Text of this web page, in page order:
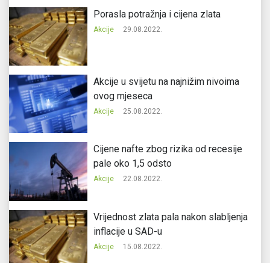
Porasla potražnja i cijena zlata
Akcije 29.08.2022.
Akcije u svijetu na najnižim nivoima
ovog mjeseca
Akcije 25.08.2022.
Cijene nafte zbog rizika od recesije
pale oko 1,5 odsto
Akcije 22.08.2022.
Vrijednost zlata pala nakon slabljenja
inflacije u SAD-u
Akcije 15.08.2022.